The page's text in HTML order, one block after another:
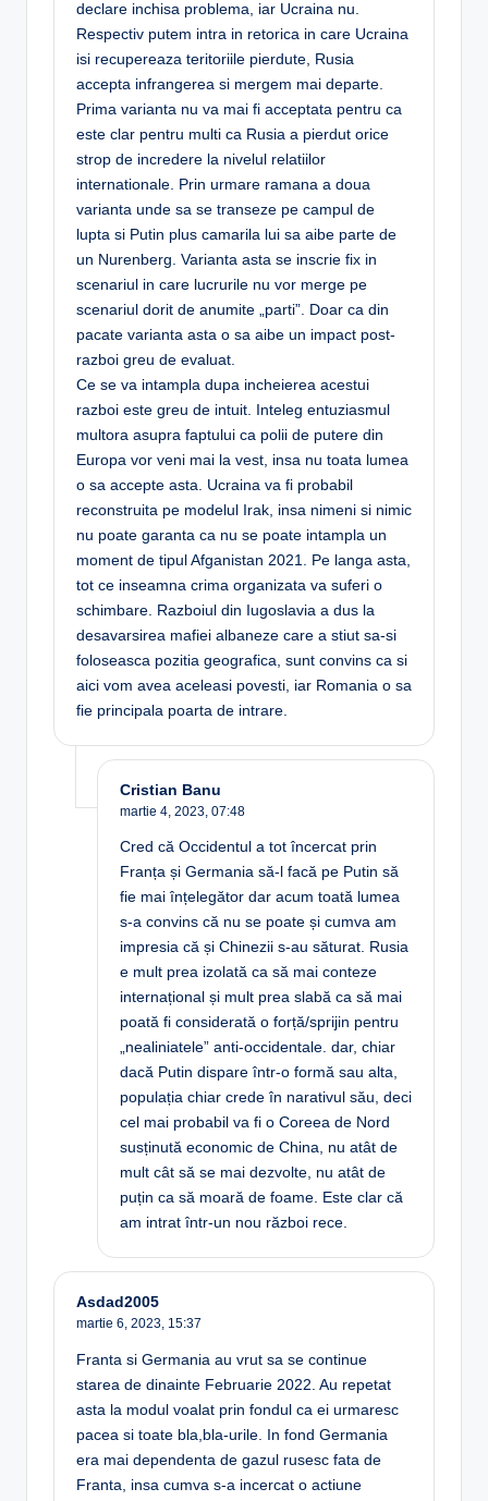
declare inchisa problema, iar Ucraina nu.
Respectiv putem intra in retorica in care Ucraina
isi recupereaza teritoriile pierdute, Rusia
accepta infrangerea si mergem mai departe.
Prima varianta nu va mai fi acceptata pentru ca
este clar pentru multi ca Rusia a pierdut orice
strop de incredere la nivelul relatiilor
internationale. Prin urmare ramana a doua
varianta unde sa se transeze pe campul de
lupta si Putin plus camarila lui sa aibe parte de
un Nurenberg. Varianta asta se inscrie fix in
scenariul in care lucrurile nu vor merge pe
scenariul dorit de anumite „parti”. Doar ca din
pacate varianta asta o sa aibe un impact post-
razboi greu de evaluat.
Ce se va intampla dupa incheierea acestui
razboi este greu de intuit. Inteleg entuziasmul
multora asupra faptului ca polii de putere din
Europa vor veni mai la vest, insa nu toata lumea
o sa accepte asta. Ucraina va fi probabil
reconstruita pe modelul Irak, insa nimeni si nimic
nu poate garanta ca nu se poate intampla un
moment de tipul Afganistan 2021. Pe langa asta,
tot ce inseamna crima organizata va suferi o
schimbare. Razboiul din Iugoslavia a dus la
desavarsirea mafiei albaneze care a stiut sa-si
foloseasca pozitia geografica, sunt convins ca si
aici vom avea aceleasi povesti, iar Romania o sa
fie principala poarta de intrare.
Cristian Banu
martie 4, 2023, 07:48
Cred că Occidentul a tot încercat prin
Franța și Germania să-l facă pe Putin să
fie mai înțelegător dar acum toată lumea
s-a convins că nu se poate și cumva am
impresia că și Chinezii s-au săturat. Rusia
e mult prea izolată ca să mai conteze
internațional și mult prea slabă ca să mai
poată fi considerată o forță/sprijin pentru
„nealiniatele” anti-occidentale. dar, chiar
dacă Putin dispare într-o formă sau alta,
populația chiar crede în narativul său, deci
cel mai probabil va fi o Coreea de Nord
susținută economic de China, nu atât de
mult cât să se mai dezvolte, nu atât de
puțin ca să moară de foame. Este clar că
am intrat într-un nou război rece.
Asdad2005
martie 6, 2023, 15:37
Franta si Germania au vrut sa se continue
starea de dinainte Februarie 2022. Au repetat
asta la modul voalat prin fondul ca ei urmaresc
pacea si toate bla,bla-urile. In fond Germania
era mai dependenta de gazul rusesc fata de
Franta, insa cumva s-a incercat o actiune